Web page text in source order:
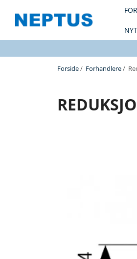
Forside/ Forhandlere/